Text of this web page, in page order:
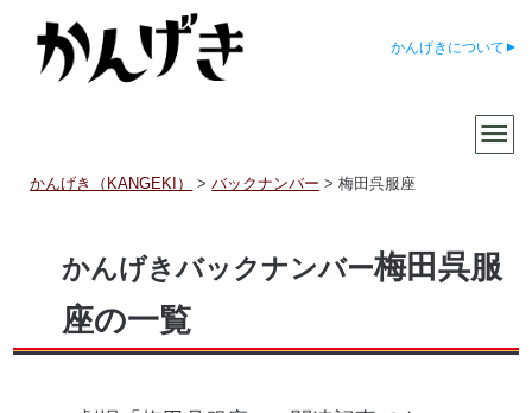
かんげきについて
かんげき（KANGEKI） >バックナンバー >梅田呉服座
かんげきバックナンバー梅田呉服
座の一覧